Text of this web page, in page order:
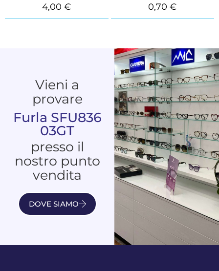
4,00€ 0,70€
Vieni a
provare
Furla SFU836
03GT
presso il
nostro punto
vendita
DOVE SIAMO